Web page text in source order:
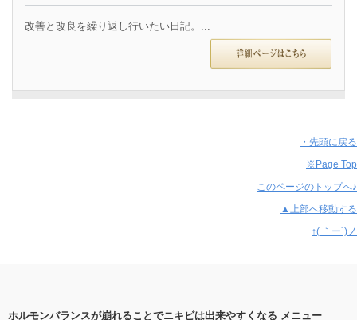
改善と改良を繰り返し行いたい日記。...
・先頭に戻る
※Page Top
このページのトップへ♪
▲上部へ移動する
↑( ｀ー´)ノ
ホルモンバランスが崩れることでニキビは出来やすくなる メニュー